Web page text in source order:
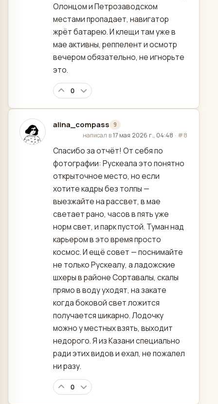
Олонцом и Петрозаводском
местами пропадает, навигатор
жрёт батарею. И клещи там уже в
мае активны, реппелент и осмотр
вечером обязательно, не игнорьте
это.
0
alina_compass 9
отредактировано
написал в17 мая 2026 г., 04:48 · #8
Спасибо за отчёт! От себя по
фотографии: Рускеала это понятно
открыточное место, но если
хотите кадры без толпы —
выезжайте на рассвет, в мае
светает рано, часов в пять уже
норм свет, и парк пустой. Туман над
карьером в это время просто
космос. И ещё совет — поснимайте
не только Рускеалу, а ладожские
шхеры в районе Сортавалы, скалы
прямо в воду уходят, на закате
когда боковой свет ложится
получается шикарно. Лодочку
можно у местных взять, выходит
недорого. Я из Казани специально
ради этих видов и ехал, не пожалел
ни разу.
0